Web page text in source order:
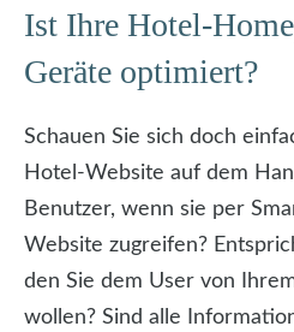
Ist Ihre Hotel-
Geräte optimiert?
Schauen Sie sich doch
Hotel-Website auf dem
Benutzer, wenn sie per
Website zugreifen?
den Sie dem User von
wollen? Sind alle